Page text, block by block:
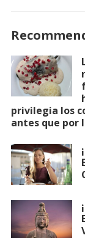
privilegia los
antes que por